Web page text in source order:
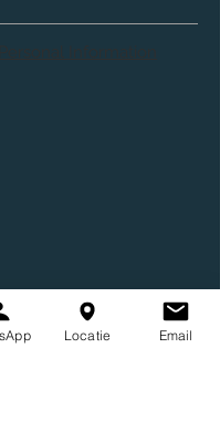
Locatie Email